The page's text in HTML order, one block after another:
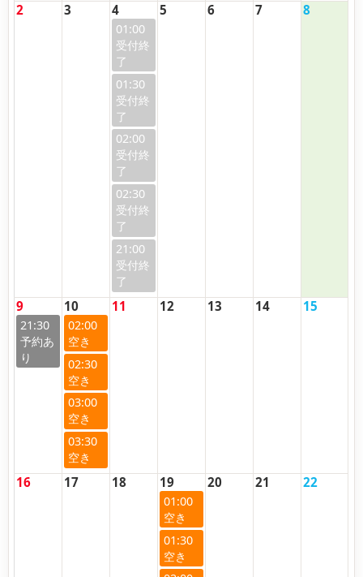
2 3 4
01:00
01:30
02:00
02:30
21:00
5 6 7 8
9
21:30
10
02:00
02:30
03:00
03:30
11 12 13 14 15
16 17 18 19
01:00
01:30
20 21 22